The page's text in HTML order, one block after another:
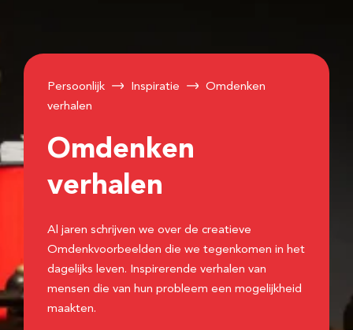
Persoonlijk Inspiratie
Omdenken
verhalen
Omdenken
verhalen
Al jaren schrijven we over de creatieve
Omdenkvoorbeelden die we tegenkomen in het
dagelijks leven. Inspirerende verhalen van
mensen die van hun probleem een mogelijkheid
maakten.